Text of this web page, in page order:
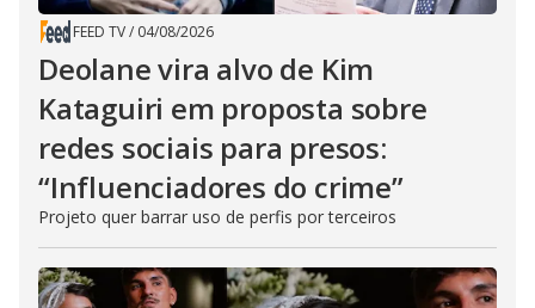
FEED TV/ 04/08/2026
Deolane vira alvo de Kim
Kataguiri em proposta sobre
redes sociais para presos:
“Influenciadores do crime”
Projeto quer barrar uso de perfis por terceiros